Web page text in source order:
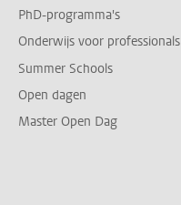
PhD-programma's
Onderwijs voor professionals
Summer Schools
Open dagen
Master Open Dag